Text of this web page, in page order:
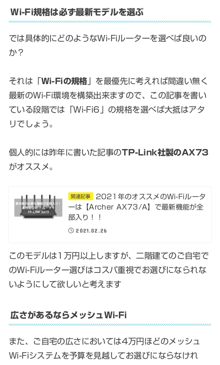
Wi-Fi規格は必ず最新モデルを選ぶ
では具体的にどのようなWi-Fiルーターを選べば良いの
か？
それは「Wi-Fiの規格 」を最優先に考えれば間違い無く
最新のWi-Fi環境を構築出来ますので、この記事を書い
ている段階では「Wi-Fi6」の規格を選べば大抵はアタ
リでしょう。
個人的には昨年に書いた記事のTP-Link社製のAX73
がオススメ。
関連記事
2021年のオススメのWi-Fiルータ
ーは【Archer AX73/A】で最新機能が全
部入り！！
2021.02.26
このモデルは1万円以上しますが、二階建てのご自宅で
のWi-Fiルーター選びはコスパ重視でお選びになられな
いようにして欲しいと考えます
広さがあるならメッシュWi-Fi
また、ご自宅の広さにおいては4万円ほどのメッシュ
Wi-Fiシステムを予算を見越してお選びにならなけれ